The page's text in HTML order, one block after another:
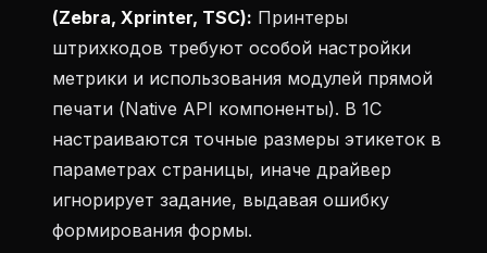
(Zebra, Xprinter, TSC): Принтеры
штрихкодов требуют особой настройки
метрики и использования модулей прямой
печати (Native API компоненты). В 1С
настраиваются точные размеры этикеток в
параметрах страницы, иначе драйвер
игнорирует задание, выдавая ошибку
формирования формы.